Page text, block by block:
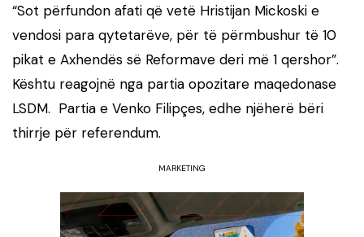
“Sot përfundon afati që vetë Hristijan Mickoski e
vendosi para qytetarëve, për të përmbushur të 10
pikat e Axhendës së Reformave deri më 1 qershor”.
Kështu reagojnë nga partia opozitare maqedonase
LSDM. Partia e Venko Filipçes, edhe njëherë bëri
thirrje për referendum.
MARKETING